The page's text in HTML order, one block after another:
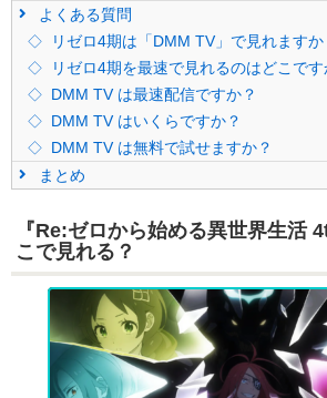
よくある質問
リゼロ4期は「DMM TV」で見れますか
リゼロ4期を最速で見れるのはどこです
DMM TV は最速配信ですか？
DMM TV はいくらですか？
DMM TV は無料で試せますか？
まとめ
『Re:ゼロから始める異世界生活
こで見れる？